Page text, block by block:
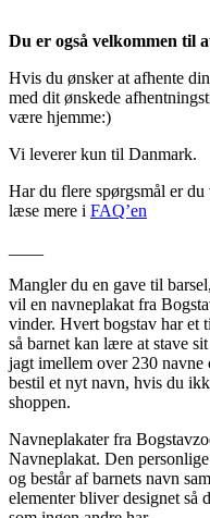
Du er også velkommen til
Hvis du ønsker at afhente
med dit ønskede
være hjemme:)
Vi leverer kun til Danmark.
Har du flere spørgsmål er
læse mere i FAQ’en
Mangler du en gave til
vil en navneplakat fra
vinder. Hvert bogstav har et
så barnet kan lære at stave
jagt imellem over 230
bestil et nyt navn, hvis du
shoppen.
Navneplakater fra
Navneplakat. Den
og består af barnets navn
elementer bliver designet så